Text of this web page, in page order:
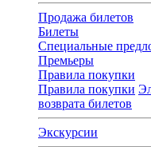
Продажа билетов
Билеты
Специальные
Премьеры
Правила покупки
Правила покупки
возврата билетов
Экскурсии